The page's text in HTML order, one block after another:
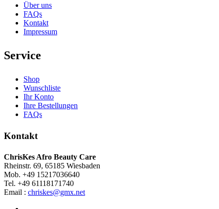
Über uns
FAQs
Kontakt
Impressum
Service
Shop
Wunschliste
Ihr Konto
Ihre Bestellungen
FAQs
Kontakt
ChrisKes Afro Beauty Care
Rheinstr. 69, 65185 Wiesbaden
Mob. +49 15217036640
Tel. +49 61118171740
Email : chriskes@gmx.net